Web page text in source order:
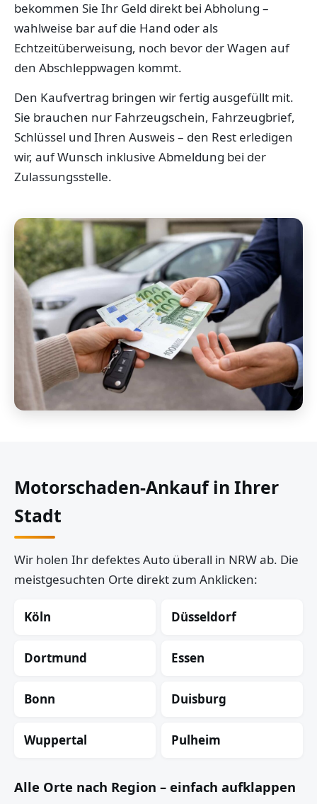
bekommen Sie Ihr Geld direkt bei Abholung –
wahlweise bar auf die Hand oder als
Echtzeitüberweisung, noch bevor der Wagen auf
den Abschleppwagen kommt.
Den Kaufvertrag bringen wir fertig ausgefüllt mit.
Sie brauchen nur Fahrzeugschein, Fahrzeugbrief,
Schlüssel und Ihren Ausweis – den Rest erledigen
wir, auf Wunsch inklusive Abmeldung bei der
Zulassungsstelle.
Motorschaden-Ankauf in Ihrer
Stadt
Wir holen Ihr defektes Auto überall in NRW ab. Die
meistgesuchten Orte direkt zum Anklicken:
Köln Düsseldorf
Dortmund Essen
Bonn Duisburg
Wuppertal Pulheim
Alle Orte nach Region – einfach aufklappen